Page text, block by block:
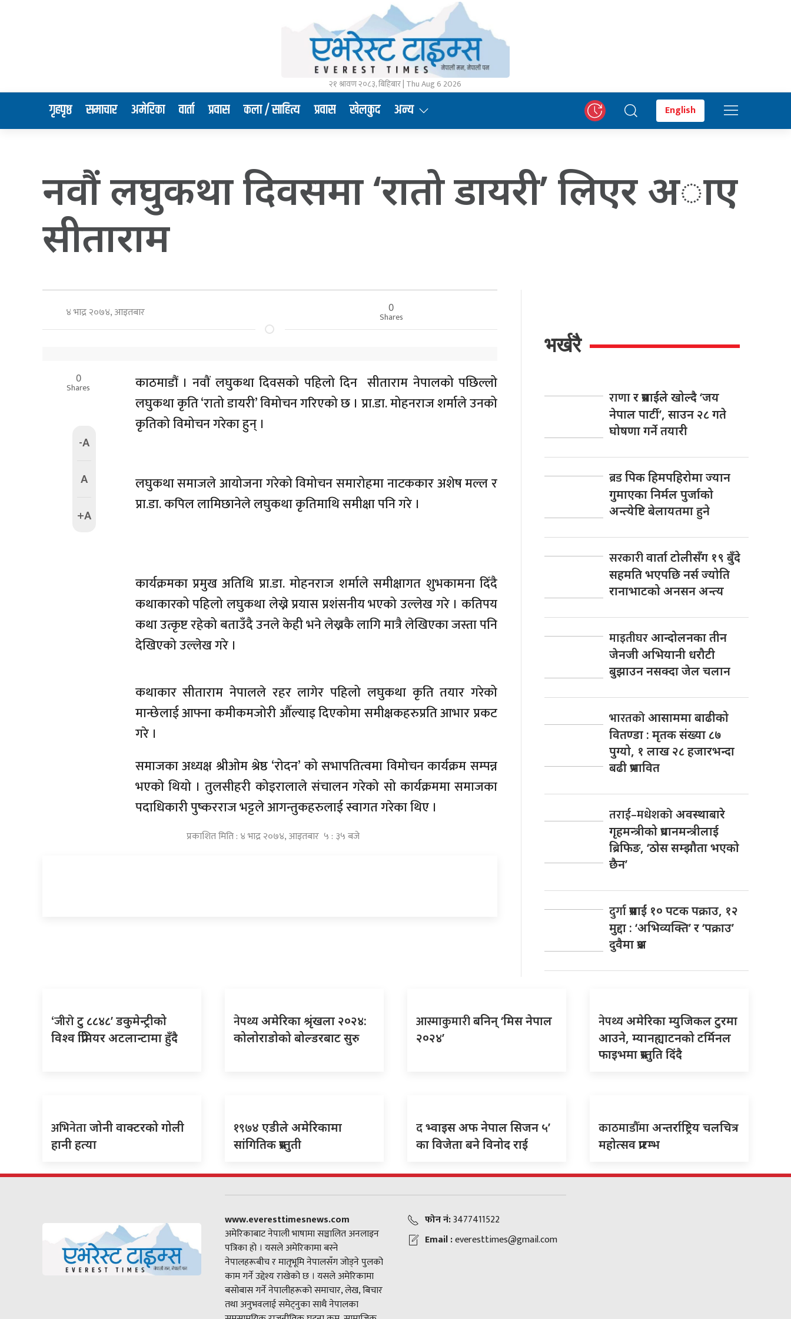
२१ श्रावण २०८३, बिहिबार | Thu Aug 6 2026
गृहपृष्ठ समाचार अमेरिका वार्ता प्रवास कला / साहित्य प्रवास खेलकुद अन्य English
नवाैं लघुकथा दिवसमा ‘रातो डायरी’ लिएर अाए
सीताराम
४ भाद्र २०७४, आइतबार 0
Shares
0
Shares
-A
A
+A
काठमाडौं । नवाैं लघुकथा दिवसको पहिलो दिन सीताराम नेपालको पछिल्लो
लघुकथा कृति ‘रातो डायरी’ विमोचन गरिएको छ । प्रा.डा. मोहनराज शर्माले उनको
कृतिको विमोचन गरेका हुन् ।
लघुकथा समाजले आयोजना गरेको विमोचन समारोहमा नाटककार अशेष मल्ल र
प्रा.डा. कपिल लामिछानेले लघुकथा कृतिमाथि समीक्षा पनि गरे ।
कार्यक्रमका प्रमुख अतिथि प्रा.डा. मोहनराज शर्माले समीक्षागत शुभकामना दिँदै
कथाकारको पहिलो लघुकथा लेख्ने प्रयास प्रशंसनीय भएको उल्लेख गरे । कतिपय
कथा उत्कृष्ट रहेको बताउँदै उनले केही भने लेख्नकै लागि मात्रै लेखिएका जस्ता पनि
देखिएको उल्लेख गरे ।
कथाकार सीताराम नेपालले रहर लागेर पहिलो लघुकथा कृति तयार गरेको
मान्छेलाई आफ्ना कमीकमजोरी औँल्याइ दिएकोमा समीक्षकहरुप्रति आभार प्रकट
गरे ।
समाजका अध्यक्ष श्रीओम श्रेष्ठ ‘रोदन’ को सभापतित्वमा विमोचन कार्यक्रम सम्पन्न
भएको थियो । तुलसीहरी कोइरालाले संचालन गरेको सो कार्यक्रममा समाजका
पदाधिकारी पुष्करराज भट्टले आगन्तुकहरुलाई स्वागत गरेका थिए ।
प्रकाशित मिति : ४ भाद्र २०७४, आइतबार ५ : ३५ बजे
भर्खरै
राणार प्रसाईंले खोल्दै ‘जय
नेपाल पार्टी’, साउन २८ गते
घोषणा गर्ने तयारी
ब्रडपिक हिमपहिरोमा ज्यान
गुमाएका निर्मल पुर्जाको
अन्त्येष्टि बेलायतमा हुने
सरकारीवार्ता टोलीसँग १९ बुँदे
सहमति भएपछि नर्स ज्योति
रानाभाटको अनसन अन्त्य
माइतीघरआन्दोलनका तीन
जेनजी अभियानी धरौटी
बुझाउन नसक्दा जेल चलान
भारतकोआसाममा बाढीको
वितण्डा : मृतक संख्या ८७
पुग्यो, १ लाख २८ हजारभन्दा
बढी प्रभावित
तराई–मधेशकोअवस्थाबारे
गृहमन्त्रीको प्रधानमन्त्रीलाई
ब्रिफिङ, ‘ठोस सम्झौता भएको
छैन’
दुर्गाप्रसाईं १० पटक पक्राउ, १२
मुद्दा : ‘अभिव्यक्ति’ र ‘पक्राउ’
दुवैमा प्रश्न
‘जीरोटु ८८४८’ डकुमेन्ट्रीको
विश्व प्रिमियर अटलान्टामा हुँदै
नेपथ्यअमेरिका श्रृंखला २०२४:
कोलोराडोको बोल्डरबाट सुरु
आस्माकुमारीबनिन् ‘मिस नेपाल
२०२४’
नेपथ्यअमेरिका म्युजिकल टुरमा
आउने, म्यानह्याटनको टर्मिनल
फाइभमा प्रस्तुति दिंदै
अभिनेताजोनी वाक्टरको गोली
हानी हत्या
१९७४ एडीले अमेरिकामा
सांगितिक प्रस्तुती
दभ्वाइस अफ नेपाल सिजन ५’
का विजेता बने विनोद राई
काठमाडौँमाअन्तर्राष्ट्रिय चलचित्र
महोत्सव प्रारम्भ
www.everesttimesnews.com
अमेरिकाबाट नेपाली भाषामा सञ्चालित अनलाइन
पत्रिका हो । यसले अमेरिकामा बस्ने
नेपालहरूबीच र मातृभूमि नेपालसँग जोड्ने पुलको
काम गर्ने उद्देश्य राखेको छ । यसले अमेरिकामा
बसोबास गर्ने नेपालीहरूको समाचार, लेख, बिचार
तथा अनुभवलाई समेट्नुका साथै नेपालका
फोन नं:3477411522
Email :everesttimes@gmail.com